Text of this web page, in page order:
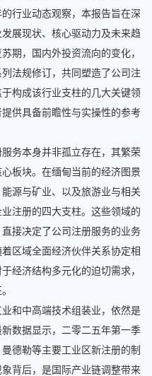
行业动态观察，本报告旨在深
展现状、核心驱动力及未来趋
期，国内外投资流向的变化，
法规修订，共同塑造了公司注
构成该行业支柱的几大关键领
供具备前瞻性与实操性的参考
务本身并非孤立存在，其繁荣
板块。在缅甸当前的经济图景
源与矿业、以及旅游业与相关
注册的四大支柱。这些领域的
接决定了公司注册服务的业务
区域全面经济伙伴关系协定相
经济结构多元化的迫切需求，
和中高端技术组装业，依然是
数据显示，二零二五年第一季
德勒等主要工业区新注册的制
背后，是国际产业链调整带来